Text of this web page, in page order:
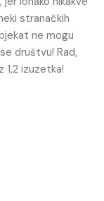
stranačkih
ne mogu
društvu! Rad,
1,2 izuzetka!